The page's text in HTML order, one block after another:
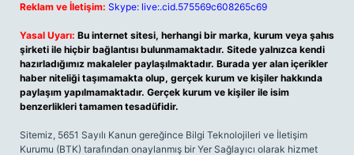
Reklam ve İletişim: Skype: live:.cid.575569c608265c69
Yasal Uyarı: Bu internet sitesi, herhangi bir marka, kurum veya şahıs
şirketi ile hiçbir bağlantısı bulunmamaktadır. Sitede yalnızca kendi
hazırladığımız makaleler paylaşılmaktadır. Burada yer alan içerikler
haber niteliği taşımamakta olup, gerçek kurum ve kişiler hakkında
paylaşım yapılmamaktadır. Gerçek kurum ve kişiler ile isim
benzerlikleri tamamen tesadüfidir.
Sitemiz, 5651 Sayılı Kanun gereğince Bilgi Teknolojileri ve İletişim
Kurumu (BTK) tarafından onaylanmış bir Yer Sağlayıcı olarak hizmet